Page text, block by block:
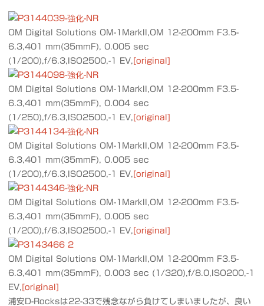
OM Digital Solutions OM-1MarkII,OM 12-200mm F3.5-
6.3,401 mm(35mmF), 0.005 sec
(1/200),f/6.3,ISO2500,-1 EV, [original]
OM Digital Solutions OM-1MarkII,OM 12-200mm F3.5-
6.3,401 mm(35mmF), 0.004 sec
(1/250),f/6.3,ISO2500,-1 EV, [original]
OM Digital Solutions OM-1MarkII,OM 12-200mm F3.5-
6.3,401 mm(35mmF), 0.005 sec
(1/200),f/6.3,ISO2500,-1 EV, [original]
OM Digital Solutions OM-1MarkII,OM 12-200mm F3.5-
6.3,401 mm(35mmF), 0.005 sec
(1/200),f/6.3,ISO2500,-1 EV, [original]
OM Digital Solutions OM-1MarkII,OM 12-200mm F3.5-
6.3,401 mm(35mmF), 0.003 sec (1/320),f/8.0,ISO200,-1
EV, [original]
浦安D-Rocksは22-33で残念ながら負けてしまいましたが、良い